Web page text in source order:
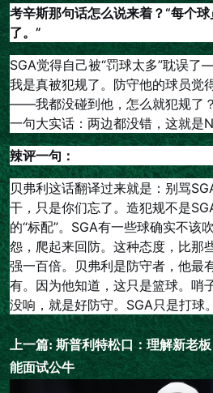
考辛斯那句话怎么说来着？“每个
了。”
SGA觉得自己被“罚球太多”耽误
我是真被犯规了。防守他的球员觉
——我都没碰到他，怎么就犯规了
一句大实话：两边都没错，这就是
辣评一句：
贝弗利这话翻译过来就是：别骂
干，只是你们忘了。造犯规不是
的“标配”。SGA有一些球确实不该
怨，爬起来回防。这种态度，比那
强一百倍。贝弗利是防守者，他最
有。因为他知道，这只是篮球。哨
没响，就是好防守。SGA只是打球
上一篇: 斯普利特松口：理解新老
能面试公牛